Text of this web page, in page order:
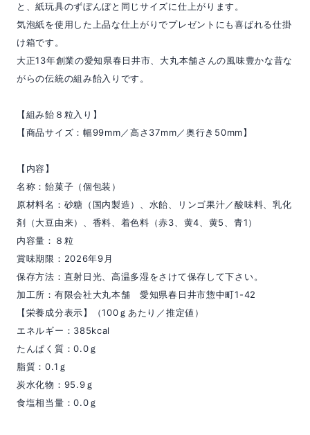
と、紙玩具のずぼんぼと同じサイズに仕上がります。
気泡紙を使用した上品な仕上がりでプレゼントにも喜ばれる仕掛
け箱です。
大正13年創業の愛知県春日井市、大丸本舗さんの風味豊かな昔な
がらの伝統の組み飴入りです。
【組み飴８粒入り】
【商品サイズ：幅99mm／高さ37mm／奥行き50mm】
【内容】
名称：飴菓子（個包装）
原材料名：砂糖（国内製造）、水飴、リンゴ果汁／酸味料、乳化
剤（大豆由来）、香料、着色料（赤3、黄4、黄5、青1）
内容量：８粒
賞味期限：2026年9月
保存方法：直射日光、高温多湿をさけて保存して下さい。
加工所：有限会社大丸本舗 愛知県春日井市惣中町1-42
【栄養成分表示】（100ｇあたり／推定値）
エネルギー：385kcal
たんぱく質：0.0ｇ
脂質：0.1ｇ
炭水化物：95.9ｇ
食塩相当量：0.0ｇ